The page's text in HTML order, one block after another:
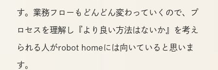
す。業務フローもどんどん変わっていくので、プ
ロセスを理解し『より良い方法はないか』を考え
られる人がrobot homeには向いていると思いま
す。